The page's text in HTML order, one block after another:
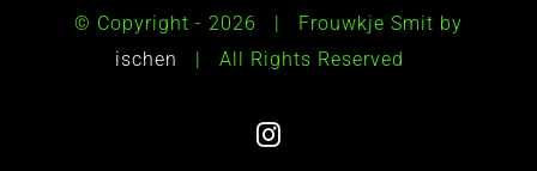
© Copyright - 2026 | Frouwkje Smit by
ischen
| All Rights Reserved
Instagram